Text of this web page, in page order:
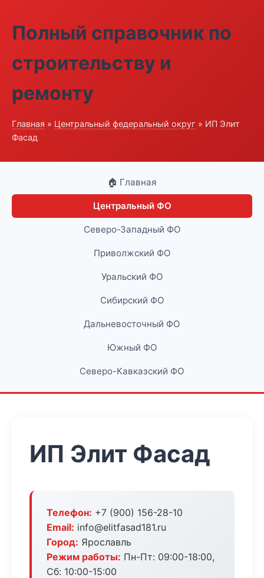
Полный справочник по
строительству и
ремонту
Главная » Центральный федеральный округ » ИП Элит
Фасад
🏠 Главная
Центральный ФО
Северо-Западный ФО
Приволжский ФО
Уральский ФО
Сибирский ФО
Дальневосточный ФО
Южный ФО
Северо-Кавказский ФО
ИП Элит Фасад
Телефон: +7 (900) 156-28-10
Email: info@elitfasad181.ru
Город: Ярославль
Режим работы: Пн-Пт: 09:00-18:00,
Сб: 10:00-15:00